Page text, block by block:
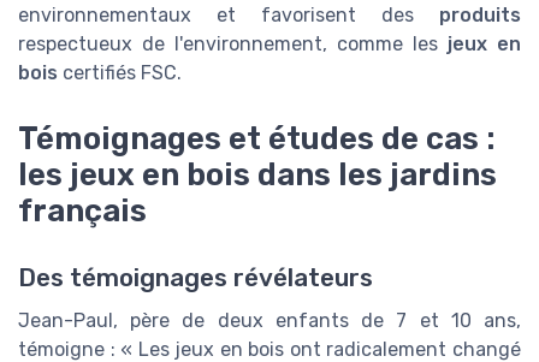
environnementaux et favorisent des produits
respectueux de l'environnement, comme les jeux en
bois certifiés FSC.
Témoignages et études de cas :
les jeux en bois dans les jardins
français
Des témoignages révélateurs
Jean-Paul, père de deux enfants de 7 et 10 ans,
témoigne : « Les jeux en bois ont radicalement changé